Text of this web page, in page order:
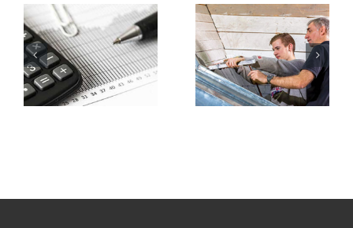
–
Cours
BTS
CG
Les soldes
intermédiaires
de gestion
Déroulement
d’un stage